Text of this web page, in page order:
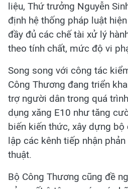
liệu, Thứ trưởng Nguyễn
định hệ thống pháp luật
đầy đủ các chế tài xử lý
theo tính chất, mức độ vi
Song song với công tác
Công Thương đang triển
trợ người dân trong quá
dụng xăng E10 như tăng
biến kiến thức, xây dựng bộ
lập các kênh tiếp nhận
thuật.
Bộ Công Thương cũng đề